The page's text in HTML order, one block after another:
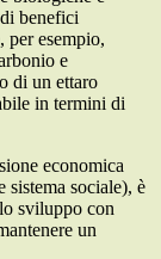
benefici
per esempio,
e
di un ettaro
in termini di
economica
sistema sociale), è
sviluppo con
un